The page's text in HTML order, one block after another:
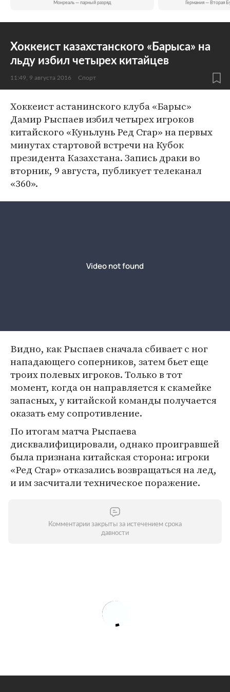
Монреаль — парный разряд Германия — Вторая
Хоккеист казахстанского «Барыса» на
льду избил четырех китайцев
11:49, 9 августа 2016 Спорт
Хоккеист астанинского клуба «Барыс»
Дамир Рыспаев избил четырех игроков
китайского «Куньлунь Ред Стар» на первых
минутах стартовой встречи на Кубок
президента Казахстана. Запись драки во
вторник, 9 августа, публикует телеканал
«360».
Видно, как Рыспаев сначала сбивает с ног
нападающего соперников, затем бьет еще
троих полевых игроков. Только в тот
момент, когда он направляется к скамейке
запасных, у китайской команды получается
оказать ему сопротивление.
По итогам матча Рыспаева
дисквалифицировали, однако проигравшей
была признана китайская сторона: игроки
«Ред Стар» отказались возвращаться на лед,
и им засчитали техническое поражение.
Комментарии закрыты за истечением срока
давности